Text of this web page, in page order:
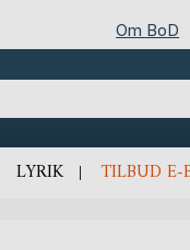
Om BoD
LYRIK TILBUD E-